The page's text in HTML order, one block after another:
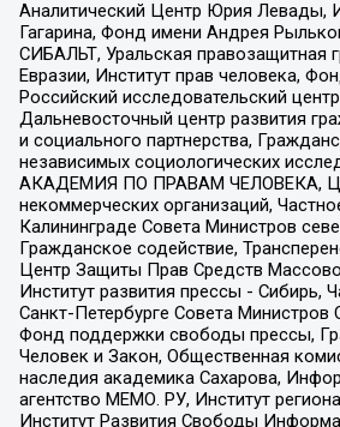
Аналитический Центр Юрия Левады,
Гагарина, Фонд имени Андрея
СИБАЛЬТ, Уральская правозащитная
Евразии, Институт прав человека,
Российский исследовательский
Дальневосточный центр развития
и социального партнерства,
независимых социологических
АКАДЕМИЯ ПО ПРАВАМ ЧЕЛОВЕКА,
некоммерческих организаций,
Калининграде Совета Министров
Гражданское содействие,
Центр Защиты Прав Средств
Институт развития прессы - Сибирь,
Санкт-Петербурге Совета Министров
Фонд поддержки свободы прессы,
Человек и Закон, Общественная
наследия академика Сахарова,
агентство МЕМО. РУ, Институт
Институт Развития Свободы